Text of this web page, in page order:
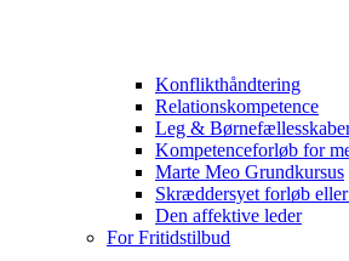
Konflikthåndtering
Relationskompetence
Leg &
Kompetenceforløb for
Marte Meo Grundkursus
Skræddersyet forløb
Den affektive leder
For Fritidstilbud